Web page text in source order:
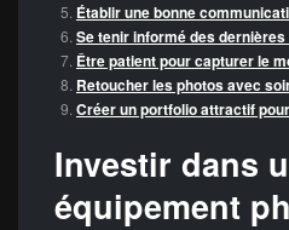
Établir une bonne
Se tenir informé des
Être patient pour capturer le
Retoucher les photos avec
Créer un portfolio attractif
Investir dans
équipement